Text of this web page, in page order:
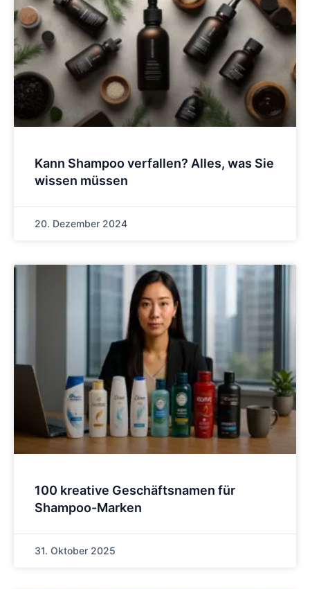
Kann Shampoo verfallen? Alles, was Sie
wissen müssen
20. Dezember 2024
100 kreative Geschäftsnamen für
Shampoo-Marken
31. Oktober 2025